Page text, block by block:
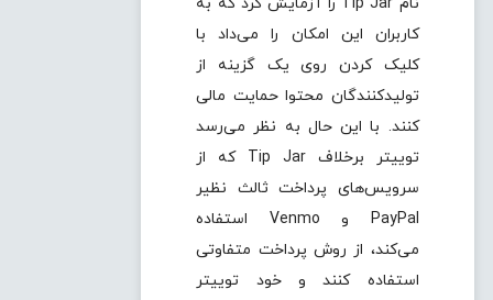
کاربران این امکان را می‌داد با
کلیک کردن روی یک گزینه از
تولیدکنندگان محتوا حمایت مالی
کنند. با این حال به نظر می‌رسد
توییتر برخلاف Tip Jar که از
سرویس‌های پرداخت ثالث نظیر
PayPal و Venmo استفاده
می‌کند، از روش پرداخت متفاوتی
استفاده کنند و خود توییتر